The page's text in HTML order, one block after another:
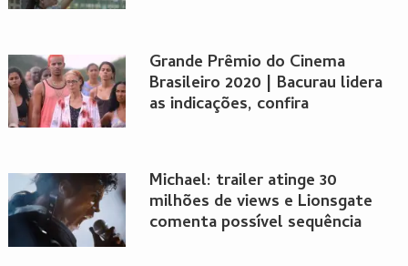
Grande Prêmio do Cinema
Brasileiro 2020 | Bacurau lidera
as indicações, confira
Michael: trailer atinge 30
milhões de views e Lionsgate
comenta possível sequência